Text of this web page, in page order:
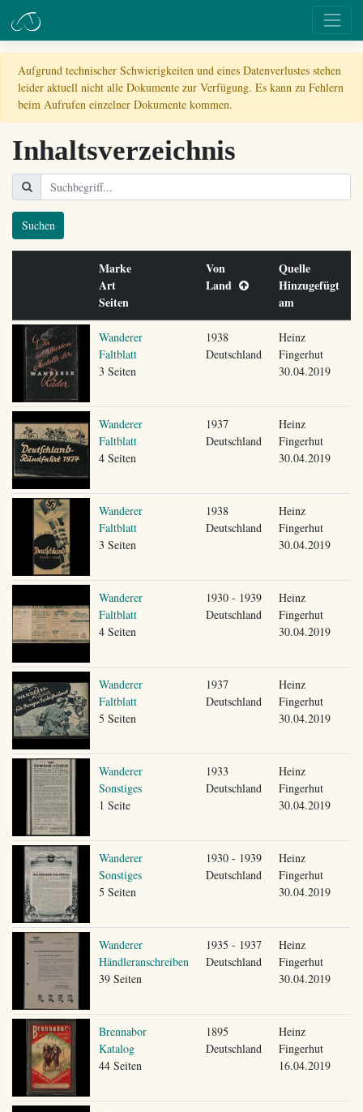
Aufgrund technischer Schwierigkeiten und eines Datenverlustes stehen
leider aktuell nicht alle Dokumente zur Verfügung. Es kann zu Fehlern
beim Aufrufen einzelner Dokumente kommen.
Inhaltsverzeichnis
Suchen
Marke
Art
Seiten
Von
Land
Quelle
Hinzugefügt
am
Wanderer
Faltblatt
3 Seiten
1938
Deutschland
Heinz
Fingerhut
30.04.2019
Wanderer
Faltblatt
4 Seiten
1937
Deutschland
Heinz
Fingerhut
30.04.2019
Wanderer
Faltblatt
3 Seiten
1938
Deutschland
Heinz
Fingerhut
30.04.2019
Wanderer
Faltblatt
4 Seiten
1930 - 1939
Deutschland
Heinz
Fingerhut
30.04.2019
Wanderer
Faltblatt
5 Seiten
1937
Deutschland
Heinz
Fingerhut
30.04.2019
Wanderer
Sonstiges
1 Seite
1933
Deutschland
Heinz
Fingerhut
30.04.2019
Wanderer
Sonstiges
5 Seiten
1930 - 1939
Deutschland
Heinz
Fingerhut
30.04.2019
Wanderer
Händleranschreiben
39 Seiten
1935 - 1937
Deutschland
Heinz
Fingerhut
30.04.2019
Brennabor
Katalog
44 Seiten
1895
Deutschland
Heinz
Fingerhut
16.04.2019